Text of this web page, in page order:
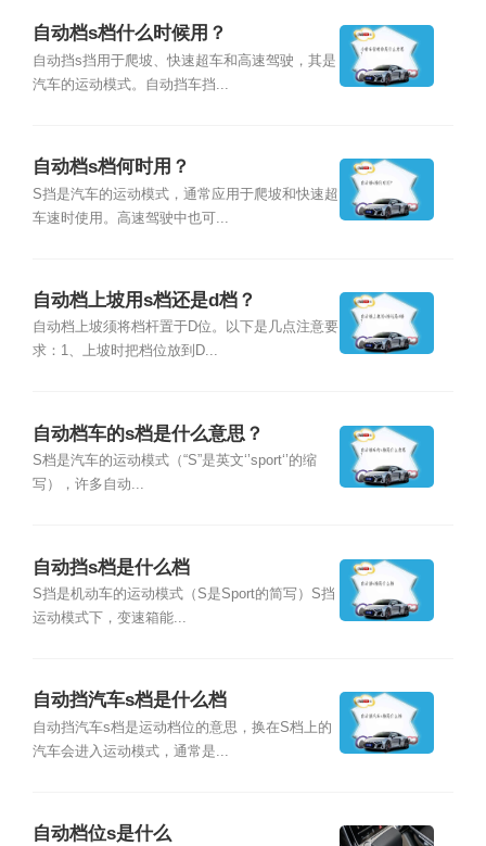
自动档s档什么时候用？
自动挡s挡用于爬坡、快速超车和高速驾驶，其是
汽车的运动模式。自动挡车挡...
自动档s档何时用？
S挡是汽车的运动模式，通常应用于爬坡和快速超
车速时使用。高速驾驶中也可...
自动档上坡用s档还是d档？
自动档上坡须将档杆置于D位。以下是几点注意要
求：1、上坡时把档位放到D...
自动档车的s档是什么意思？
S档是汽车的运动模式（“S”是英文‘’sport‘’的缩
写），许多自动...
自动挡s档是什么档
S挡是机动车的运动模式（S是Sport的简写）S挡
运动模式下，变速箱能...
自动挡汽车s档是什么档
自动挡汽车s档是运动档位的意思，换在S档上的
汽车会进入运动模式，通常是...
自动档位s是什么